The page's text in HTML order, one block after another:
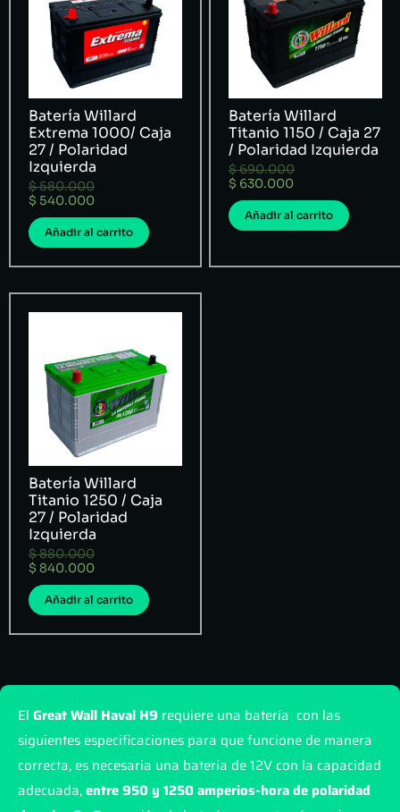
Batería Willard
Extrema 1000/ Caja
27 / Polaridad
Izquierda
$580.000
$ 540.000
Añadir al carrito
Batería Willard
Titanio 1150 / Caja 27
/ Polaridad Izquierda
$690.000
$ 630.000
Añadir al carrito
Batería Willard
Titanio 1250 / Caja
27 / Polaridad
Izquierda
$880.000
$ 840.000
Añadir al carrito
El Great Wall Haval H9 requiere una batería con las
siguientes especificaciones para que funcione de manera
correcta, es necesaria una batería de 12V con la capacidad
adecuada,entre 950 y 1250 amperios-hora de polaridad